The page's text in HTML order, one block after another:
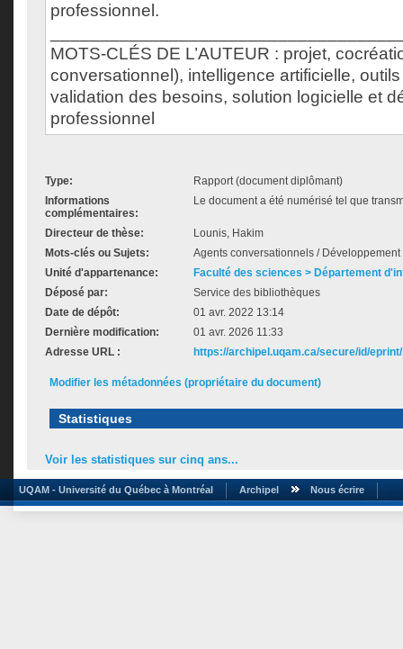
professionnel.
MOTS-CLÉS DE L’AUTEUR : projet,
conversationnel), intelligence artificielle,
validation des besoins, solution logicielle et
professionnel
Type:
Rapport (document diplômant)
Informations
complémentaires:
Le document a été numérisé tel que
Directeur de thèse:
Lounis, Hakim
Mots-clés ou Sujets:
Agents conversationnels /
Unité d'appartenance:
Faculté des sciences > Département
Déposé par:
Service des bibliothèques
Date de dépôt:
01 avr. 2022 13:14
Dernière modification:
01 avr. 2026 11:33
Adresse URL :
https://archipel.uqam.ca/secure/id/
Modifier les métadonnées (propriétaire du document)
Statistiques
Voir les statistiques sur cinq ans...
UQAM - Université du Québec à Montréal Archipel Nous écrire